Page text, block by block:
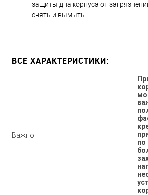
защиты дна корпуса от
снять и вымыть.
ВСЕ ХАРАКТЕРИСТИКИ:
Важно
по